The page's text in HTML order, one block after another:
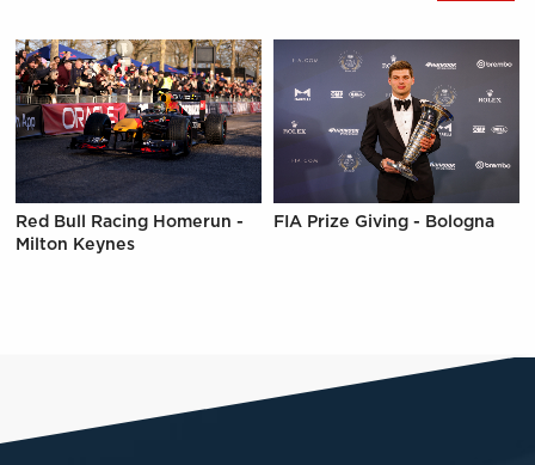
Red Bull Racing Homerun -
Milton Keynes
FIA Prize Giving - Bologna